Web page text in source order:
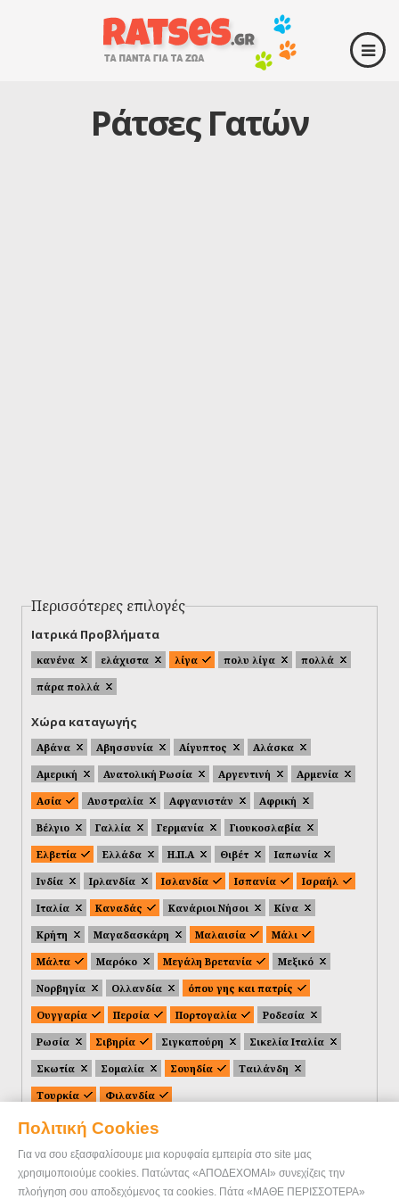
Πολιτική Cookies
Για να σου εξασφαλίσουμε μια κορυφαία εμπειρία στο site μας
χρησιμοποιούμε cookies. Πατώντας «ΑΠΟΔΕΧΟΜΑΙ» συνεχίζεις την
πλοήγηση σου αποδεχόμενος τα cookies. Πάτα «ΜΑΘΕ ΠΕΡΙΣΣΟΤΕΡΑ»
Ράτσες Γατών
Περισσότερες επιλογές
Ιατρικά Προβλήματα
κανένα ελάχιστα λίγα πολυ λίγα
πολλά
πάρα πολλά
Χώρα καταγωγής
Αβάνα Αβησσυνία Αίγυπτος
Αλάσκα
Αμερική
Ανατολική Ρωσία Αργεντινή
Αρμενία
Ασία
Αυστραλία Αφγανιστάν
Αφρική
Βέλγιο
Γαλλία Γερμανία
Γιουκοσλαβία
Ελβετία
Ελλάδα Η.Π.Α Θιβέτ
Ιαπωνία
Ινδία
Ιρλανδία Ισλανδία Ισπανία
Ισραήλ
Ιταλία
Καναδάς Κανάριοι Νήσοι
Κίνα
Κρήτη
Μαγαδασκάρη Μαλαισία
Μάλι
Μάλτα
Μαρόκο Μεγάλη Βρετανία
Μεξικό
Νορβηγία
Ολλανδία
όπου γης και πατρίς
Ουγγαρία
Περσία Πορτογαλία
Ροδεσία
Ρωσία
Σιβηρία Σιγκαπούρη
Σικελία Ιταλία
Σκωτία
Σομαλία Σουηδία
Ταιλάνδη
Τουρκία
Φιλανδία